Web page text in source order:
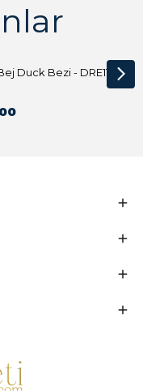
Açık Bej Duck Bezi - DRE1144 Kumaş Peçete